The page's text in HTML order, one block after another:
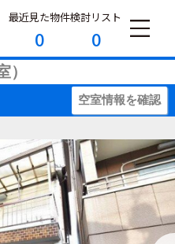
最近見た物件
0
検討リスト
0
）
空室情報を確認